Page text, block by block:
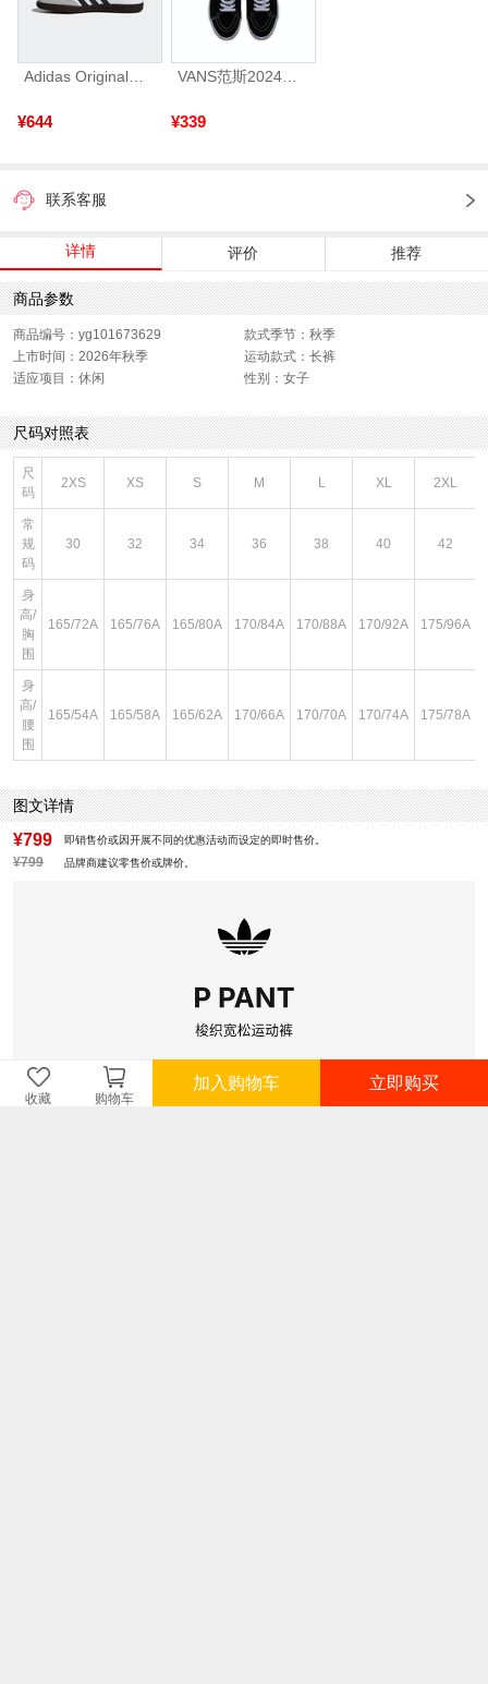
Adidas Original阿迪三叶草2026年SAMBA OG运动休闲鞋B75806
¥644
VANS范斯2024中性SK8-HiCL帆布鞋/硫化鞋VN000D5IB8C
¥339
联系客服
详情 评价 推荐
商品参数
商品编号：yg101673629
款式季节：秋季
上市时间：2026年秋季
运动款式：长裤
适应项目：休闲
性别：女子
尺码对照表
尺
码
2XS XS S M L XL 2XL
常
规
码
30 32 34 36 38 40 42
身
高/
胸
围
165/72A 165/76A 165/80A 170/84A 170/88A 170/92A 175/96A
身
高/
腰
围
165/54A 165/58A 165/62A 170/66A 170/70A 170/74A 175/78A
图文详情
¥799 即销售价或因开展不同的优惠活动而设定的即时售价。
¥799 品牌商建议零售价或牌价。
收藏 购物车
加入购物车 立即购买